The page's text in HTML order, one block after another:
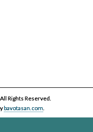
All Rights Reserved.
bavotasan.com.